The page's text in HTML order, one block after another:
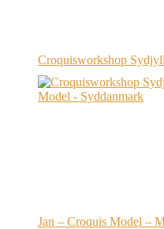
Croquisworkshop
Jan – Croquis Model –